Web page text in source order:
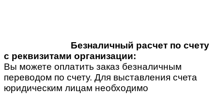
Безналичный расчет по счету
с реквизитами организации:
Вы можете оплатить заказ безналичным
переводом по счету. Для выставления счета
юридическим лицам необходимо